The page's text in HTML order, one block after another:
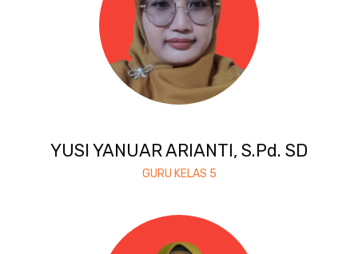
YUSI YANUAR ARIANTI, S.Pd. SD
GURU KELAS 5